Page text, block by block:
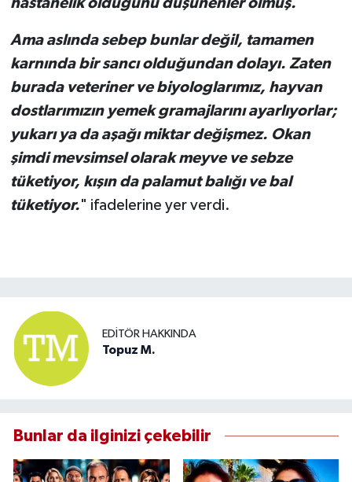
Ama aslında sebep bunlar değil, tamamen
karnında bir sancı olduğundan dolayı. Zaten
burada veteriner ve biyologlarımız, hayvan
dostlarımızın yemek gramajlarını ayarlıyorlar;
yukarı ya da aşağı miktar değişmez. Okan
şimdi mevsimsel olarak meyve ve sebze
tüketiyor, kışın da palamut balığı ve bal
tüketiyor." ifadelerine yer verdi.
EDITÖR HAKKINDA
Topuz M.
Bunlar da ilginizi çekebilir